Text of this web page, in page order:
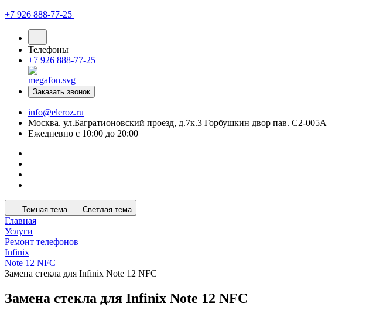
+7 926 888-77-25
Телефоны
+7 926 888-77-25
Заказать звонок
info@eleroz.ru
Москва. ул.Багратионовский проезд, д.7к.3 Горбушкин двор пав. C2-005A
Ежедневно с 10:00 до 20:00
Темная тема Светлая тема
Главная
Услуги
Ремонт телефонов
Infinix
Note 12 NFC
Замена стекла для Infinix Note 12 NFC
Замена стекла для Infinix Note 12 NFC